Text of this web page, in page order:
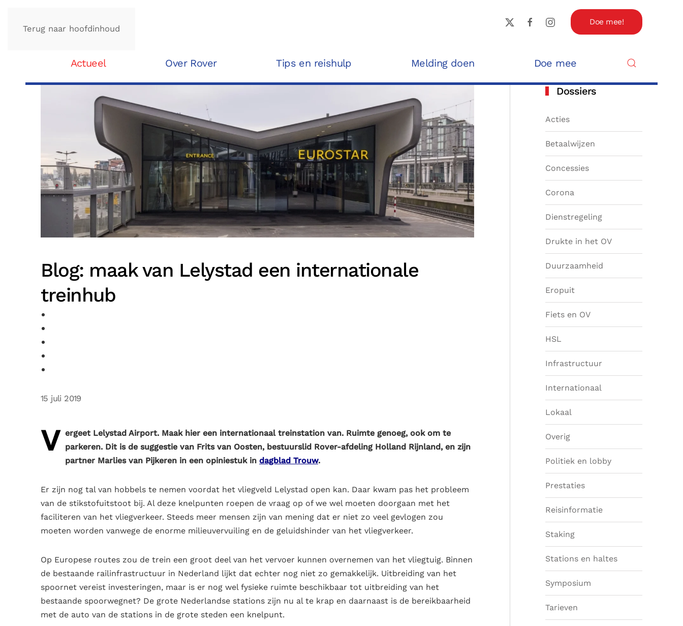
Terug naar hoofdinhoud
Doe mee!
Actueel Over Rover Tips en reishulp Melding doen Doe mee
Blog: maak van Lelystad een internationale
treinhub
15 juli 2019
V ergeet Lelystad Airport. Maak hier een internationaal treinstation van. Ruimte genoeg, ook om te
parkeren. Dit is de suggestie van Frits van Oosten, bestuurslid Rover-afdeling Holland Rijnland, en zijn
partner Marlies van Pijkeren in een opiniestuk in dagblad Trouw.
Er zijn nog tal van hobbels te nemen voordat het vliegveld Lelystad open kan. Daar kwam pas het probleem
van de stikstofuitstoot bij. Al deze knelpunten roepen de vraag op of we wel moeten doorgaan met het
faciliteren van het vliegverkeer. Steeds meer mensen zijn van mening dat er niet zo veel gevlogen zou
moeten worden vanwege de enorme milieuvervuiling en de geluidshinder van het vliegverkeer.
Op Europese routes zou de trein een groot deel van het vervoer kunnen overnemen van het vliegtuig. Binnen
de bestaande railinfrastructuur in Nederland lijkt dat echter nog niet zo gemakkelijk. Uitbreiding van het
spoornet vereist investeringen, maar is er nog wel fysieke ruimte beschikbaar tot uitbreiding van het
bestaande spoorwegnet? De grote Nederlandse stations zijn nu al te krap en daarnaast is de bereikbaarheid
met de auto van de stations in de grote steden een knelpunt.
Dossiers
Acties
Betaalwijzen
Concessies
Corona
Dienstregeling
Drukte in het OV
Duurzaamheid
Eropuit
Fiets en OV
HSL
Infrastructuur
Internationaal
Lokaal
Overig
Politiek en lobby
Prestaties
Reisinformatie
Staking
Stations en haltes
Symposium
Tarieven